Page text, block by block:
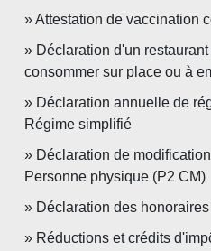
Attestation de vaccination
Déclaration d'un
consommer sur place ou à
Déclaration annuelle de
Régime simplifié
Déclaration de
Personne physique (P2 CM)
Déclaration des
Réductions et crédits